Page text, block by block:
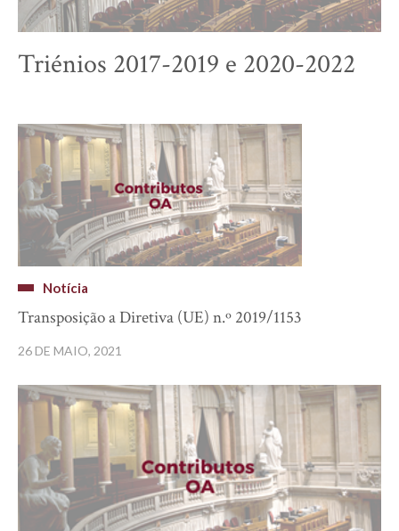
Triénios 2017-2019 e 2020-2022
Notícia
Transposição a Diretiva (UE) n.º 2019/1153
26 DE MAIO, 2021